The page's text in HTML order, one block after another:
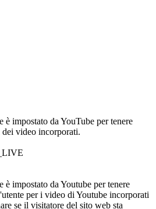
è impostato da YouTube per tenere
video incorporati.
è impostato da Youtube per tenere
per i video di Youtube incorporati
se il visitatore del sito web sta